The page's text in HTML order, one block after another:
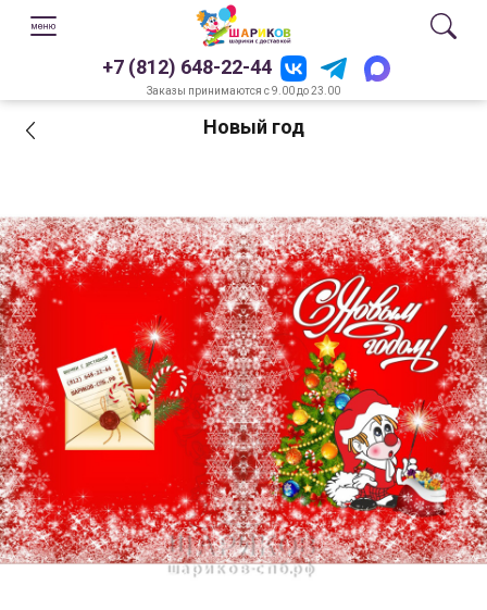
+7 (812) 648-22-44
Заказы принимаются с 9.00 до 23.00
Новый год